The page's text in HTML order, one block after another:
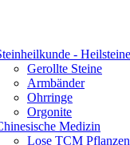
- Heilsteine
Gerollte Steine
Armbänder
Ohrringe
Orgonite
Medizin
Lose TCM Pflanzen